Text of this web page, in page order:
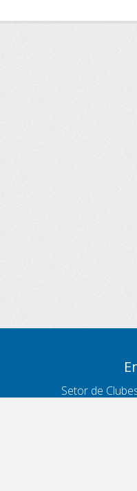
Setor de